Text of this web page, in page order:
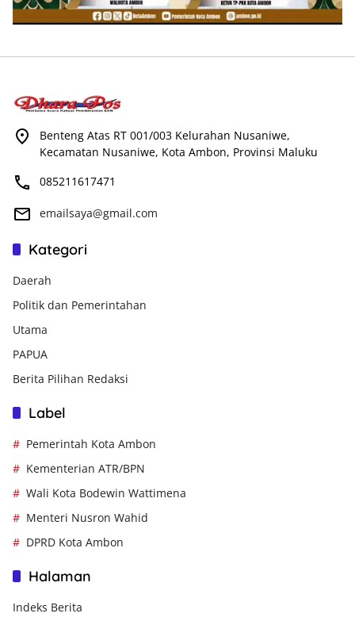
Benteng Atas RT 001/003 Kelurahan Nusaniwe,
Kecamatan Nusaniwe, Kota Ambon, Provinsi Maluku
085211617471
emailsaya@gmail.com
Kategori
Daerah
Politik dan Pemerintahan
Utama
PAPUA
Berita Pilihan Redaksi
Label
Pemerintah Kota Ambon
Kementerian ATR/BPN
Wali Kota Bodewin Wattimena
Menteri Nusron Wahid
DPRD Kota Ambon
Halaman
Indeks Berita